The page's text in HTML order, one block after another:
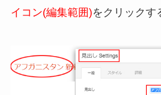
イコン(編集範囲)をクリックす